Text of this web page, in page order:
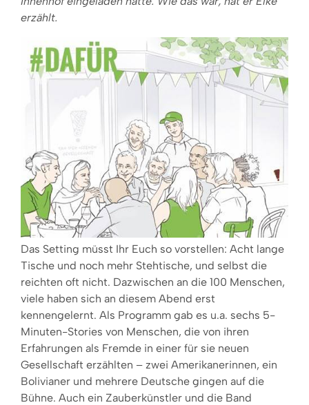
erzählt.
Das Setting müsst Ihr Euch so vorstellen: Acht lange
Tische und noch mehr Stehtische, und selbst die
reichten oft nicht. Dazwischen an die 100 Menschen,
viele haben sich an diesem Abend erst
kennengelernt. Als Programm gab es u.a. sechs 5-
Minuten-Stories von Menschen, die von ihren
Erfahrungen als Fremde in einer für sie neuen
Gesellschaft erzählten – zwei Amerikanerinnen, ein
Bolivianer und mehrere Deutsche gingen auf die
Bühne. Auch ein Zauberkünstler und die Band